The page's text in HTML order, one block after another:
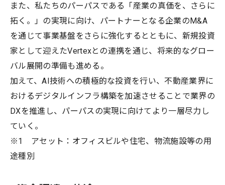
また、私たちのパーパスである「産業の真価を、さらに
拓く。」の実現に向け、パートナーとなる企業のM&A
を通じて事業基盤をさらに強化するとともに、新規投資
家として迎えたVertexとの連携を通じ、将来的なグロー
バル展開の準備も進める。
加えて、AI技術への積極的な投資を行い、不動産業界に
おけるデジタルインフラ構築を加速させることで業界の
DXを推進し、パーパスの実現に向けてより一層尽力し
ていく。
※1 アセット：オフィスビルや住宅、物流施設等の用
途種別